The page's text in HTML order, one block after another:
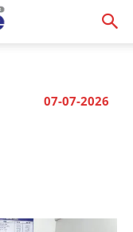
07-07-2026